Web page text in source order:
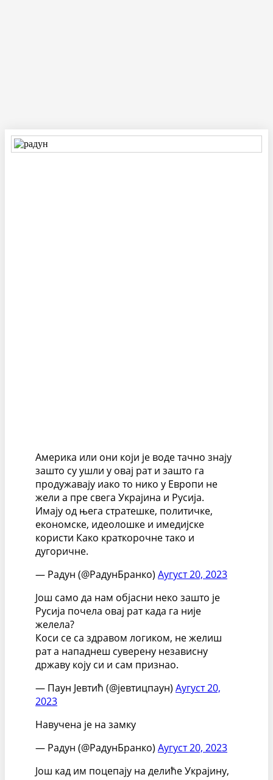
Америка или они који је воде тачно знају
зашто су ушли у овај рат и зашто га
продужавају иако то нико у Европи не
жели а пре свега Украјина и Русија.
Имају од њега стратешке, политичке,
економске, идеолошке и имедијске
користи Како краткорочне тако и
дугоричне.
— Радун (@РадунБранко) Аугуст 20, 2023
Још само да нам објасни неко зашто је
Русија почела овај рат када га није
желела?
Коси се са здравом логиком, не желиш
рат а нападнеш суверену независну
државу коју си и сам признао.
— Паун Јевтић (@јевтицпаун) Аугуст 20,
2023
Навучена је на замку
— Радун (@РадунБранко) Аугуст 20, 2023
Још кад им поцепају на делиће Украјину,